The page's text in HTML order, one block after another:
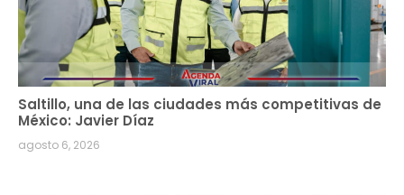
Saltillo, una de las ciudades más competitivas de
México: Javier Díaz
agosto 6, 2026